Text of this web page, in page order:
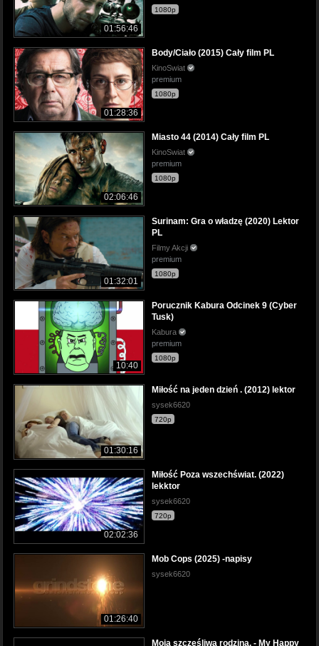
01:56:46
1080p
01:28:36
Body/Ciało (2015) Cały film PL
KinoSwiat
premium
1080p
02:06:46
Miasto 44 (2014) Cały film PL
KinoSwiat
premium
1080p
01:32:01
Surinam: Gra o władzę (2020) Lektor
PL
Filmy Akcji
premium
1080p
10:40
Porucznik Kabura Odcinek 9 (Cyber
Tusk)
Kabura
premium
1080p
01:30:16
Miłość na jeden dzień . (2012) lektor
sysek6620
720p
02:02:36
Miłość Poza wszechświat. (2022)
lekktor
sysek6620
720p
01:26:40
Mob Cops (2025) -napisy
sysek6620
Moja szczęśliwa rodzina. - My Happy